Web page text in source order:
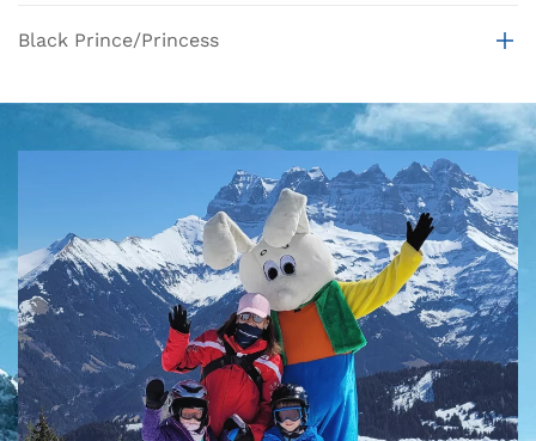
Black Prince/Princess